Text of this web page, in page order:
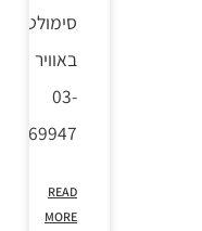
סימולטני
באוויר
03-
7369947
READ
MORE